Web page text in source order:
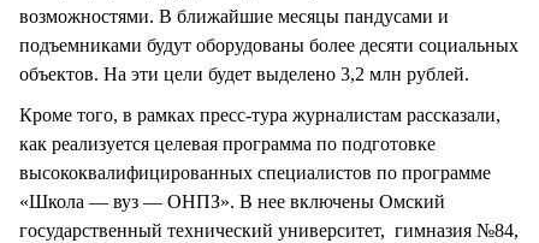
возможностями. В ближайшие месяцы пандусами и
подъемниками будут оборудованы более десяти социальных
объектов. На эти цели будет выделено 3,2 млн рублей.
Кроме того, в рамках пресс-тура журналистам рассказали,
как реализуется целевая программа по подготовке
высококвалифицированных специалистов по программе
«Школа — вуз — ОНПЗ». В нее включены Омский
государственный технический университет, гимназия №84,